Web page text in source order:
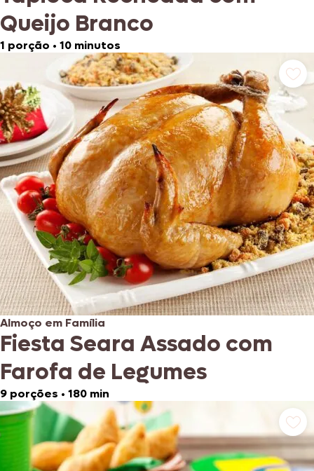
Queijo Branco
1 porção • 10 minutos
Almoço em Família
Fiesta Seara Assado com
Farofa de Legumes
9 porções • 180 min